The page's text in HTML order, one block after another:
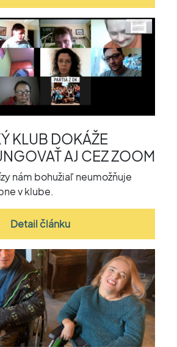
KLUB DOKÁŽE
AJ CEZ ZOOM
nám bohužiaľ neumožňuje
v klube.
Detail článku